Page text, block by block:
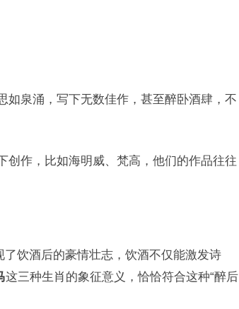
如泉涌，写下无数佳作，甚至醉卧酒肆，不
创作，比如海明威、梵高，他们的作品往往
饮酒后的豪情壮志，饮酒不仅能激发诗
这三种生肖的象征意义，恰恰符合这种“醉后